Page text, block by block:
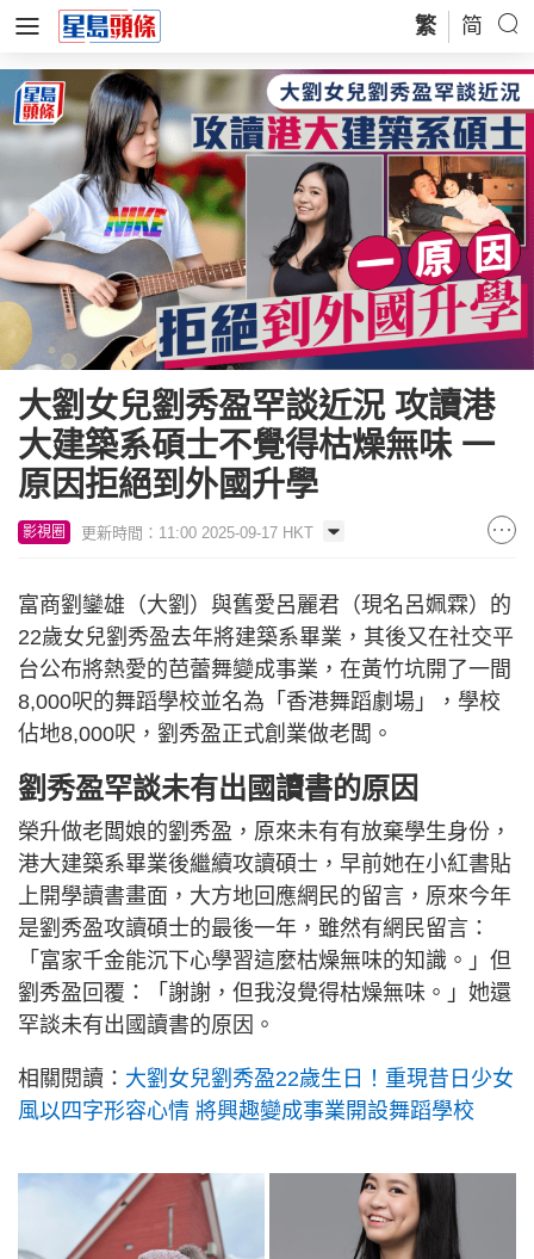
繁 简
大劉女兒劉秀盈罕談近況 攻讀港
大建築系碩士不覺得枯燥無味 一
原因拒絕到外國升學
影視圈 更新時間：11:00 2025-09-17 HKT
富商劉鑾雄（大劉）與舊愛呂麗君（現名呂姵霖）的
22歲女兒劉秀盈去年將建築系畢業，其後又在社交平
台公布將熱愛的芭蕾舞變成事業，在黃竹坑開了一間
8,000呎的舞蹈學校並名為「香港舞蹈劇場」，學校
佔地8,000呎，劉秀盈正式創業做老闆。
劉秀盈罕談未有出國讀書的原因
榮升做老闆娘的劉秀盈，原來未有有放棄學生身份，
港大建築系畢業後繼續攻讀碩士，早前她在小紅書貼
上開學讀書畫面，大方地回應網民的留言，原來今年
是劉秀盈攻讀碩士的最後一年，雖然有網民留言：
「富家千金能沉下心學習這麼枯燥無味的知識。」但
劉秀盈回覆：「謝謝，但我沒覺得枯燥無味。」她還
罕談未有出國讀書的原因。
相關閱讀： 大劉女兒劉秀盈22歲生日！重現昔日少女
風以四字形容心情 將興趣變成事業開設舞蹈學校